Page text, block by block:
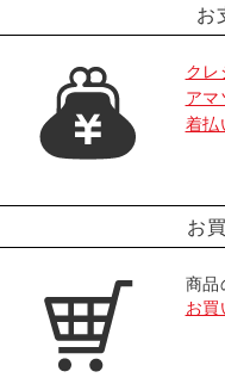
お
クレ
アマ
着払
お
商品
お買